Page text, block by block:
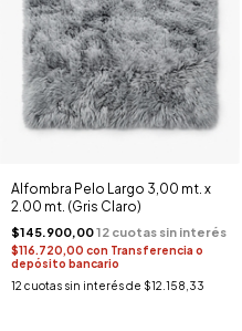
Alfombra Pelo Largo 3,00 mt. x
2.00 mt. (Gris Claro)
$145.900,00
$116.720,00 con Transferencia o
depósito bancario
12 cuotas sin interés de $12.158,33